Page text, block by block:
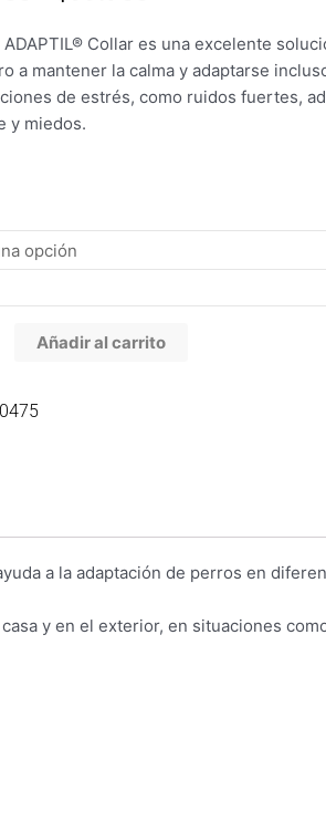
precios:
desde
$95.300
ADAPTIL® Collar es una excelente
a mantener la calma y adaptarse
de estrés, como ruidos fuertes,
y miedos.
Añadir al carrito
a la adaptación de perros en
y en el exterior, en situaciones